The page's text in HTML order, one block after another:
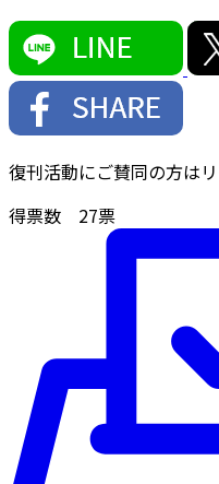
復刊活動にご賛同の方は
得票数 27票